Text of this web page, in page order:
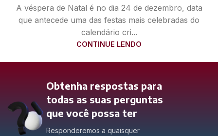
A véspera de Natal é no dia 24 de dezembro, data
que antecede uma das festas mais celebradas do
calendário cri...
CONTINUE LENDO
Obtenha respostas para
todas as suas perguntas
que você possa ter
Responderemos a quaisquer